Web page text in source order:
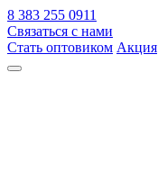
8 383 255 0911
Связаться с нами
Стать оптовиком Акция